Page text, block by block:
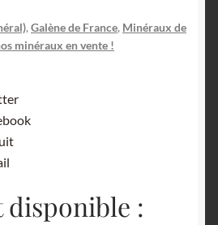
, Galène de France, Minéraux de
minéraux en vente !
disponible :